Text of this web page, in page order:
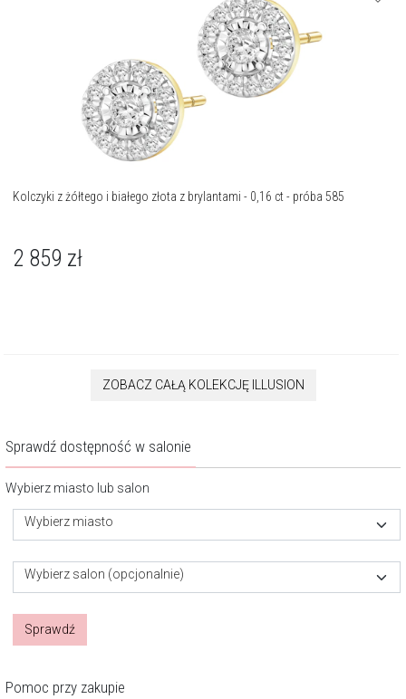
Kolczyki z żółtego i białego złota z brylantami - 0,16 ct - próba 585
2 859 zł
ZOBACZ CAŁĄ KOLEKCJĘ ILLUSION
Sprawdź dostępność w salonie
Wybierz miasto lub salon
Wybierz miasto
Wybierz salon (opcjonalnie)
Sprawdź
Pomoc przy zakupie